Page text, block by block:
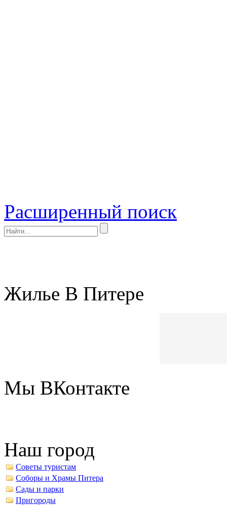
Расширенный поиск
Жилье В Питере
Мы ВКонтакте
Наш город
Советы туристам
Соборы и Храмы Питера
Сады и парки
Пригороды